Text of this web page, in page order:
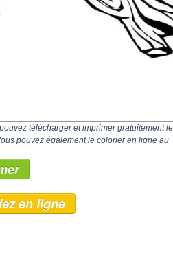
télécharger et imprimer gratuitement le
pouvez également le colorier en ligne au
en ligne